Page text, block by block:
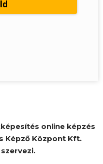
online képzés
Képző Központ Kft.